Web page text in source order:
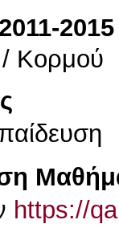
2015
/ Κορμού
https://